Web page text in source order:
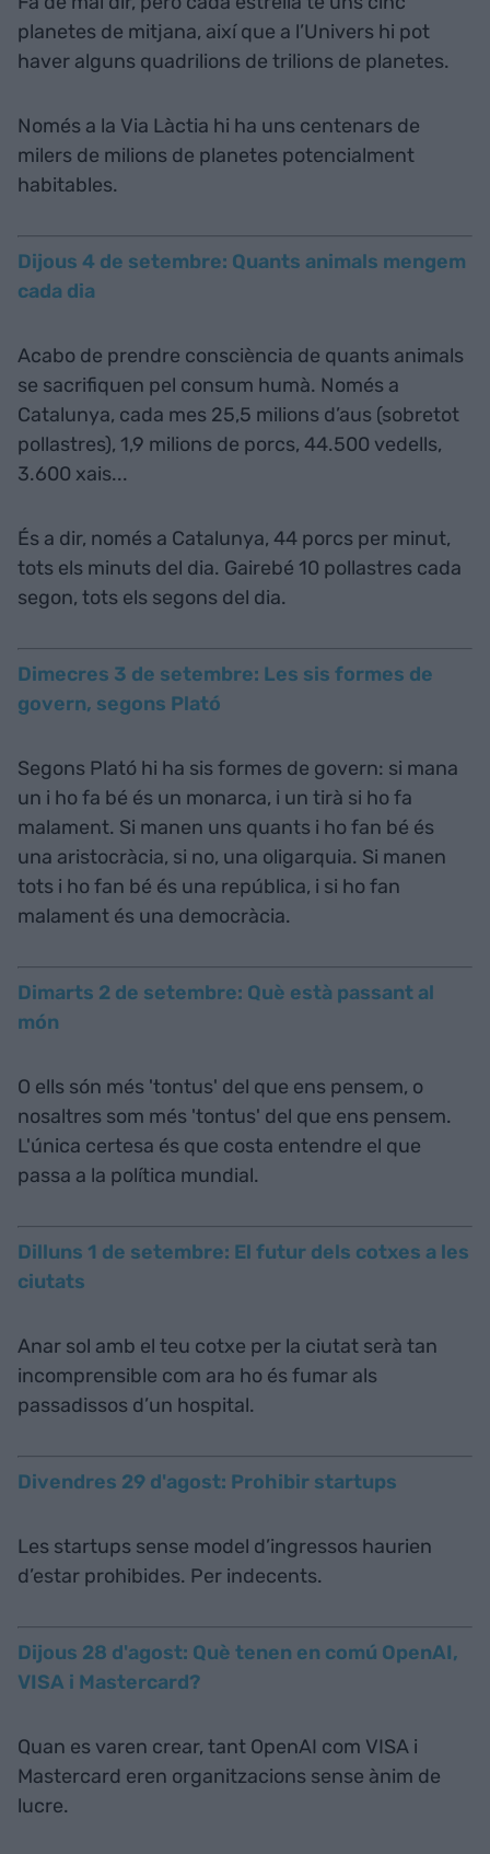
planetes de mitjana, així que a l’Univers hi pot
haver alguns quadrilions de trilions de planetes.
Només a la Via Làctia hi ha uns centenars de
milers de milions de planetes potencialment
habitables.
Dijous 4 de setembre: Quants animals mengem
cada dia
Acabo de prendre consciència de quants animals
se sacrifiquen pel consum humà. Només a
Catalunya, cada mes 25,5 milions d’aus (sobretot
pollastres), 1,9 milions de porcs, 44.500 vedells,
3.600 xais...
És a dir, només a Catalunya, 44 porcs per minut,
tots els minuts del dia. Gairebé 10 pollastres cada
segon, tots els segons del dia.
Dimecres 3 de setembre: Les sis formes de
govern, segons Plató
Segons Plató hi ha sis formes de govern: si mana
un i ho fa bé és un monarca, i un tirà si ho fa
malament. Si manen uns quants i ho fan bé és
una aristocràcia, si no, una oligarquia. Si manen
tots i ho fan bé és una república, i si ho fan
malament és una democràcia.
Dimarts 2 de setembre: Què està passant al
món
O ells són més 'tontus' del que ens pensem, o
nosaltres som més 'tontus' del que ens pensem.
L'única certesa és que costa entendre el que
passa a la política mundial.
Dilluns 1 de setembre: El futur dels cotxes a les
ciutats
Anar sol amb el teu cotxe per la ciutat serà tan
incomprensible com ara ho és fumar als
passadissos d’un hospital.
Divendres 29 d'agost: Prohibir startups
Les startups sense model d’ingressos haurien
d’estar prohibides. Per indecents.
Dijous 28 d'agost: Què tenen en comú OpenAI,
VISA i Mastercard?
Quan es varen crear, tant OpenAI com VISA i
Mastercard eren organitzacions sense ànim de
lucre.